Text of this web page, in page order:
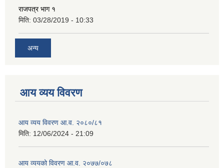
राजपत्र भाग १
मिति: 03/28/2019 - 10:33
अन्य
आय व्यय विवरण
आय व्यय विवरण आ.व. २०८०/८१
मिति: 12/06/2024 - 21:09
आय व्ययको विवरण आ.व. २०७७/०७८